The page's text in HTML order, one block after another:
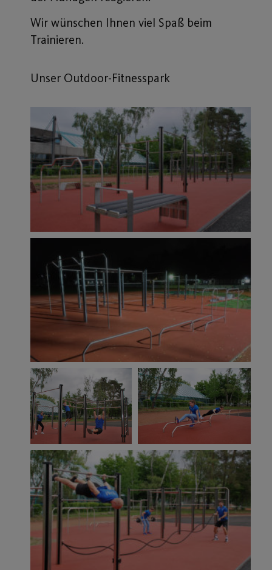
Wir wünschen Ihnen viel Spaß beim
Trainieren.
Unser Outdoor-Fitnesspark